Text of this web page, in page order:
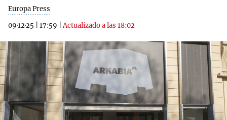
Europa Press
09·12·25
17:59 |Actualizado a las 18:02